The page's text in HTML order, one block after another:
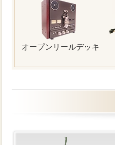
オープンリールデッキ